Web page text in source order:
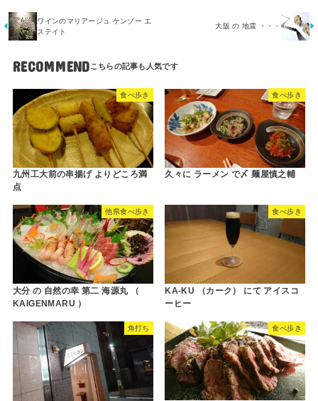
ワインのマリアージュ ケンゾー エ
ステイト
大阪 の 地震 ・・・
RECOMMEND
食べ歩き
九州工大前の串揚げ よりどころ満
点
食べ歩き
久々に ラーメン で〆 麺屋慎之輔
他県食べ歩き
大分 の 自然の幸 第二 海源丸 （
KAIGENMARU ）
食べ歩き
KA-KU （カーク） にて アイスコ
ーヒー
角打ち 食べ歩き